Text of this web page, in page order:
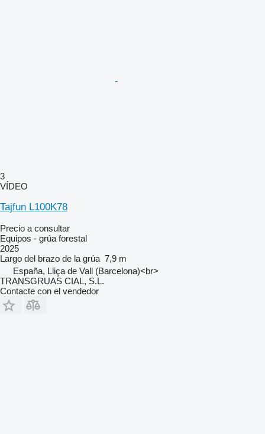
3
VÍDEO
Tajfun L100K78
Precio a consultar
Equipos - grúa forestal
2025
Largo del brazo de la grúa 7,9 m
España, Lliça de Vall (Barcelona)<br>
TRANSGRUAS CIAL, S.L.
Contacte con el vendedor